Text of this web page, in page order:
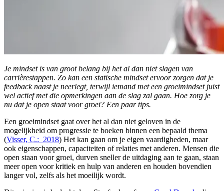
Je mindset is van groot belang bij het al dan niet slagen van
carrièrestappen. Zo kan een statische mindset ervoor zorgen dat je
feedback naast je neerlegt, terwijl iemand met een groeimindset juist
wel actief met die opmerkingen aan de slag zal gaan. Hoe zorg je
nu dat je open staat voor groei? Een paar tips.
Een groeimindset gaat over het al dan niet geloven in de
mogelijkheid om progressie te boeken binnen een bepaald thema
(Visser, C.: 2018) Het kan gaan om je eigen vaardigheden, maar
ook eigenschappen, capaciteiten of relaties met anderen. Mensen die
open staan voor groei, durven sneller de uitdaging aan te gaan, staan
meer open voor kritiek en hulp van anderen en houden bovendien
langer vol, zelfs als het moeilijk wordt.